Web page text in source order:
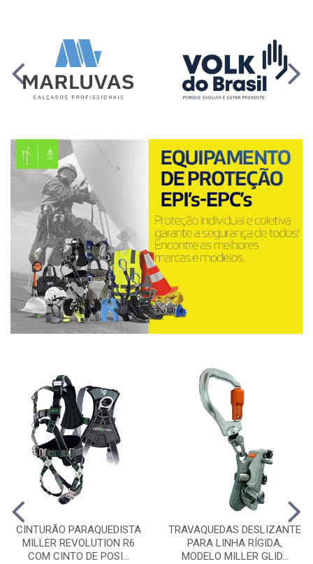
CINTURÃO PARAQUEDISTA
MILLER REVOLUTION R6
COM CINTO DE POSI...
TRAVAQUEDAS DESLIZANTE
PARA LINHA RÍGIDA,
MODELO MILLER GLID...